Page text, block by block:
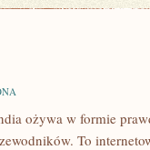
ożywa w formie
To